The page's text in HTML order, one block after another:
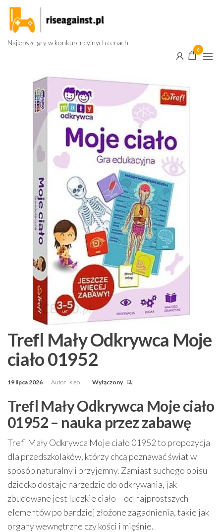
Przejdź
treści
Najlepsze gry w konkurencyjnych cenach
0
Trefl Mały Odkrywca Moje
ciało 01952
19 lipca 2026 Autor kleo Wyłączony
Trefl Mały Odkrywca Moje ciało
01952 – nauka przez zabawę
Trefl Mały Odkrywca Moje ciało 01952 to propozycja
dla przedszkolaków, którzy chcą poznawać świat w
sposób naturalny i przyjemny. Zamiast suchego opisu
dziecko dostaje narzędzie do odkrywania, jak
zbudowane jest ludzkie ciało – od najprostszych
elementów po bardziej złożone zagadnienia, takie jak
organy wewnętrzne czy kości i mięśnie.